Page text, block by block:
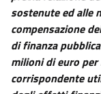
sostenute ed alle
compensazione
di finanza
milioni di euro
corrispondente